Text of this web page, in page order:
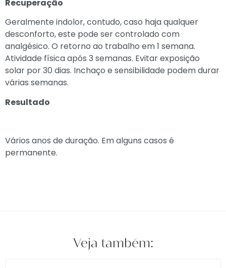
Recuperação
Geralmente indolor, contudo, caso haja qualquer
desconforto, este pode ser controlado com
analgésico. O retorno ao trabalho em 1 semana.
Atividade física após 3 semanas. Evitar exposição
solar por 30 dias. Inchaço e sensibilidade podem durar
várias semanas.
Resultado
Vários anos de duração. Em alguns casos é
permanente.
Veja também: